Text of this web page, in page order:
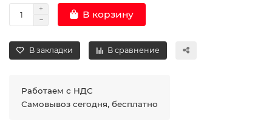
В корзину
В закладки В сравнение
Работаем с НДС
Самовывоз сегодня, бесплатно